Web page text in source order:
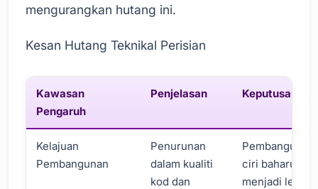
mengurangkan hutang ini.
Kesan Hutang Teknikal Perisian
Kawasan
Pengaruh
Penjelasan Keputusan
Kelajuan
Pembangunan
Penurunan
dalam kualiti
kod dan
Pembangunan
ciri baharu
menjadi lebih